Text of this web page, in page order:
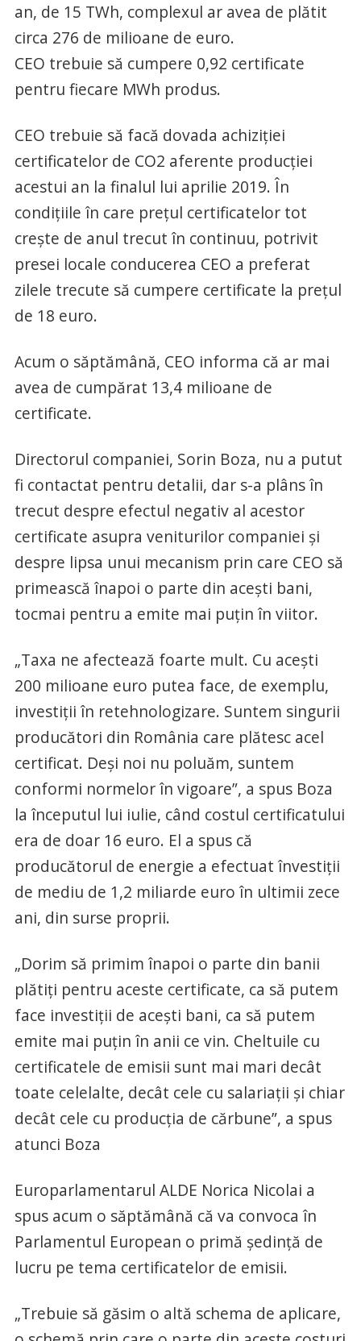
an, de 15 TWh, complexul ar avea de plătit
circa 276 de milioane de euro.
CEO trebuie să cumpere 0,92 certificate
pentru fiecare MWh produs.
CEO trebuie să facă dovada achiziţiei
certificatelor de CO2 aferente producţiei
acestui an la finalul lui aprilie 2019. În
condiţiile în care preţul certificatelor tot
creşte de anul trecut în continuu, potrivit
presei locale conducerea CEO a preferat
zilele trecute să cumpere certificate la preţul
de 18 euro.
Acum o săptămână, CEO informa că ar mai
avea de cumpărat 13,4 milioane de
certificate.
Directorul companiei, Sorin Boza, nu a putut
fi contactat pentru detalii, dar s-a plâns în
trecut despre efectul negativ al acestor
certificate asupra veniturilor companiei şi
despre lipsa unui mecanism prin care CEO să
primească înapoi o parte din aceşti bani,
tocmai pentru a emite mai puţin în viitor.
„Taxa ne afectează foarte mult. Cu aceşti
200 milioane euro putea face, de exemplu,
investiţii în retehnologizare. Suntem singurii
producători din România care plătesc acel
certificat. Deşi noi nu poluăm, suntem
conformi normelor în vigoare”, a spus Boza
la începutul lui iulie, când costul certificatului
era de doar 16 euro. El a spus că
producătorul de energie a efectuat învestiţii
de mediu de 1,2 miliarde euro în ultimii zece
ani, din surse proprii.
„Dorim să primim înapoi o parte din banii
plătiţi pentru aceste certificate, ca să putem
face investiţii de aceşti bani, ca să putem
emite mai puţin în anii ce vin. Cheltuile cu
certificatele de emisii sunt mai mari decât
toate celelalte, decât cele cu salariaţii şi chiar
decât cele cu producţia de cărbune”, a spus
atunci Boza
Europarlamentarul ALDE Norica Nicolai a
spus acum o săptămână că va convoca în
Parlamentul European o primă şedinţă de
lucru pe tema certificatelor de emisii.
„Trebuie să găsim o altă schema de aplicare,